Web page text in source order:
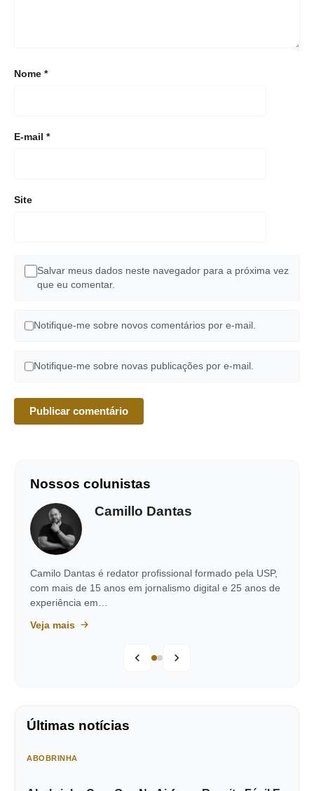
Nome *
E-mail *
Site
Salvar meus dados neste navegador para a próxima vez
que eu comentar.
Notifique-me sobre novos comentários por e-mail.
Notifique-me sobre novas publicações por e-mail.
Nossos colunistas
Camillo Dantas
Camilo Dantas é redator profissional formado pela USP,
com mais de 15 anos em jornalismo digital e 25 anos de
experiência em…
Veja mais
Últimas notícias
ABOBRINHA